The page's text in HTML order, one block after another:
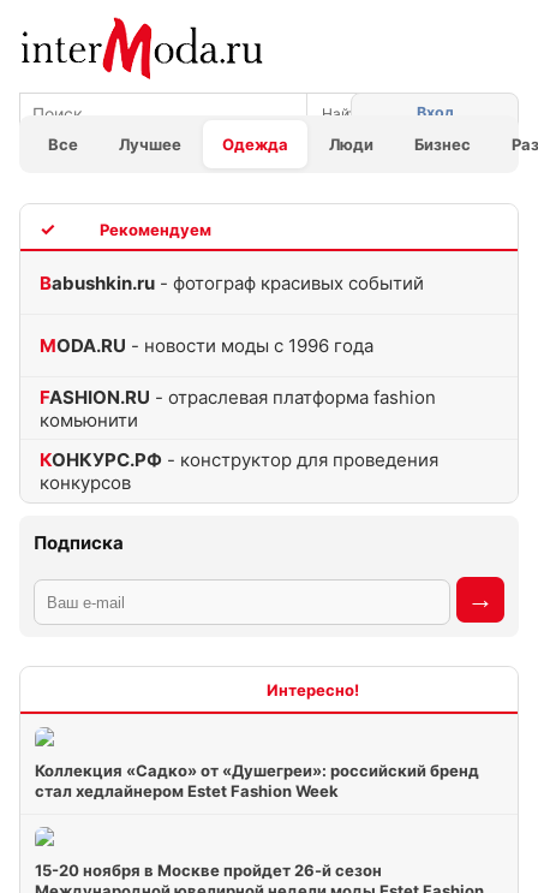
Все Лучшее Одежда Люди Бизнес
Вход
Babushkin.ru - фотограф красивых событий
MODA.RU - новости моды с 1996 года
FASHION.RU - отраслевая платформа fashion
комьюнити
КОНКУРС.РФ - конструктор для проведения
конкурсов
Подписка
Коллекция «Садко» от «Душегреи»: российский бренд
стал хедлайнером Estet Fashion Week
15-20 ноября в Москве пройдет 26-й сезон